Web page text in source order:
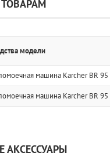
модели
машина Karcher BR 95
машина Karcher BR 95